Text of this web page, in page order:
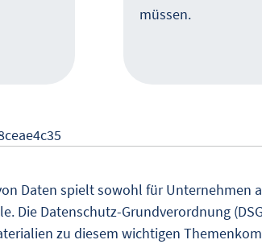
müssen.
Daten spielt sowohl für Unternehmen
Die Datenschutz-Grundverordnung
zu diesem wichtigen